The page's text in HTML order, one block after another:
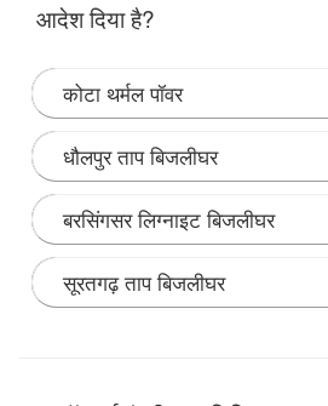
आदेश दिया है?
कोटा थर्मल पॉवर
धौलपुर ताप बिजलीघर
बरसिंगसर लिग्नाइट बिजलीघर
सूरतगढ़ ताप बिजलीघर